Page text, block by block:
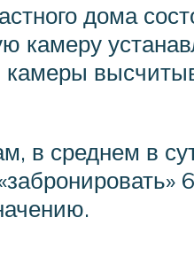
дома
камеру
в среднем в